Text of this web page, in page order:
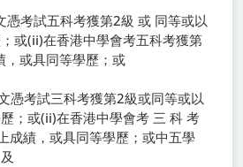
憑考試五科考獲第2級 或 同等或以
或(ii)在香港中學會考五科考獲第
，或具同等學歷；或
憑考試三科考獲第2級或同等或以
；或(ii)在香港中學會考 三 科 考
成績，或具同等學歷；或中五學